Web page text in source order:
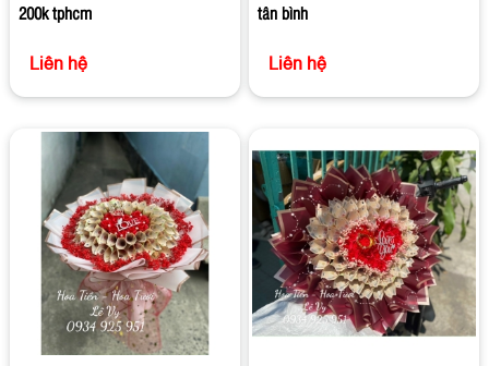
200k tphcm
Liên hệ
tân bình
Liên hệ